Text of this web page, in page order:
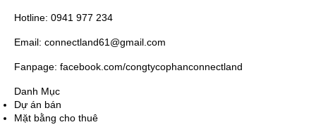
Hotline: 0941 977 234
Email: connectland61@gmail.com
Fanpage: facebook.com/congtycophanconnectland
Danh Mục
Dự án bán
Mặt bằng cho thuê